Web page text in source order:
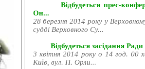
Відбудеться прес-
Он...
28 березня 2014 року у
судді Верховного Су...
Відбудеться засідання
3 квітня 2014 року о 14 год. 00
Київ, вул. П. Орли...